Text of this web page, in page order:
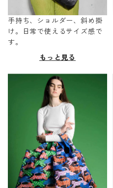
手持ち、ショルダー、斜め掛
け。日常で使えるサイズ感で
す。
もっと見る